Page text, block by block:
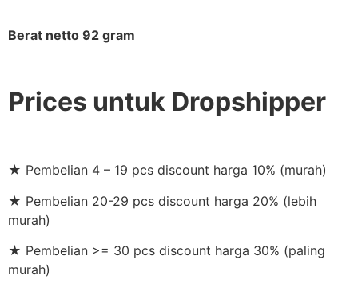
Berat netto 92 gram
Prices untuk Dropshipper
★ Pembelian 4 – 19 pcs discount harga 10% (murah)
★ Pembelian 20-29 pcs discount harga 20% (lebih
murah)
★ Pembelian >= 30 pcs discount harga 30% (paling
murah)